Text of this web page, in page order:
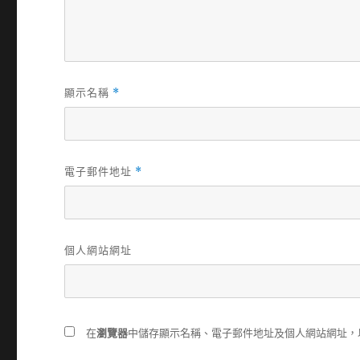
顯示名稱 *
電子郵件地址 *
個人網站網址
在瀏覽器中儲存顯示名稱、電子郵件地址及個人網站網址